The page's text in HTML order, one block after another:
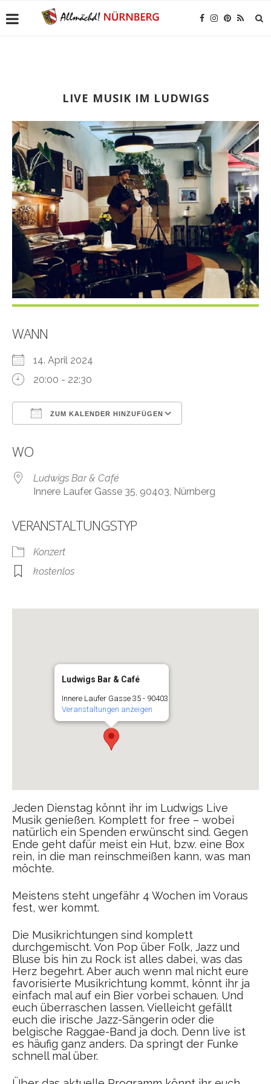
LIVE MUSIK IM LUDWIGS
WANN
14. April 2024
20:00 - 22:30
ZUM KALENDER HINZUFÜGEN
WO
Ludwigs Bar & Café
Innere Laufer Gasse 35, 90403, Nürnberg
VERANSTALTUNGSTYP
Konzert
kostenlos
Ludwigs Bar & Café
Innere Laufer Gasse 35 - 90403
Veranstaltungen anzeigen
Jeden Dienstag könnt ihr im Ludwigs Live
Musik genießen. Komplett for free – wobei
natürlich ein Spenden erwünscht sind. Gegen
Ende geht dafür meist ein Hut, bzw. eine Box
rein, in die man reinschmeißen kann, was man
möchte.
Meistens steht ungefähr 4 Wochen im Voraus
fest, wer kommt.
Die Musikrichtungen sind komplett
durchgemischt. Von Pop über Folk, Jazz und
Bluse bis hin zu Rock ist alles dabei, was das
Herz begehrt. Aber auch wenn mal nicht eure
favorisierte Musikrichtung kommt, könnt ihr ja
einfach mal auf ein Bier vorbei schauen. Und
euch überraschen lassen. Vielleicht gefällt
euch die irische Jazz-Sängerin oder die
belgische Raggae-Band ja doch. Denn live ist
es häufig ganz anders. Da springt der Funke
schnell mal über.